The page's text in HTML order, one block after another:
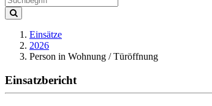
Einsätze
2026
Person in Wohnung / Türöffnung
Einsatzbericht